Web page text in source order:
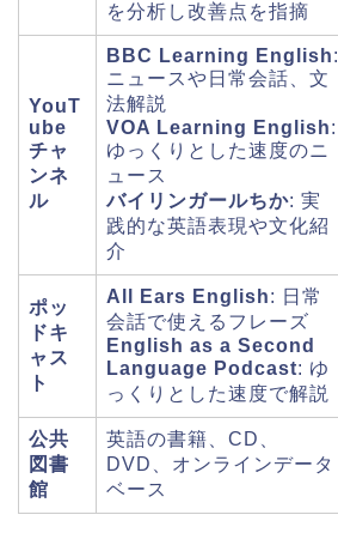
を分析し改善点を指摘
YouT
ube
チャ
ンネ
ル
BBC Learning English:
ニュースや日常会話、文
法解説
VOA Learning English:
ゆっくりとした速度のニ
ュース
バイリンガールちか: 実
践的な英語表現や文化紹
介
ポッ
ドキ
ャス
ト
All Ears English: 日常
会話で使えるフレーズ
English as a Second
Language Podcast: ゆ
っくりとした速度で解説
公共
図書
館
英語の書籍、CD、
DVD、オンラインデータ
ベース